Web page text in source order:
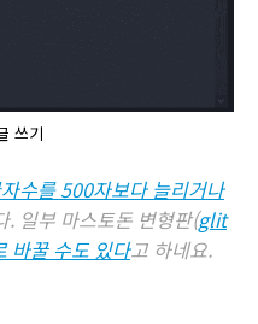
쓰기
수를 500자보다 늘리거나
. 일부 마스토돈 변형판(glit
바꿀 수도 있다고 하네요.